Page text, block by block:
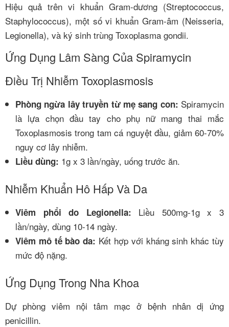
Hiệu quả trên vi khuẩn Gram-dương (Streptococcus,
Staphylococcus), một số vi khuẩn Gram-âm (Neisseria,
Legionella), và ký sinh trùng Toxoplasma gondii.
Ứng Dụng Lâm Sàng Của Spiramycin
Điều Trị Nhiễm Toxoplasmosis
Phòng ngừa lây truyền từ mẹ sang con: Spiramycin
là lựa chọn đầu tay cho phụ nữ mang thai mắc
Toxoplasmosis trong tam cá nguyệt đầu, giảm 60-70%
nguy cơ lây nhiễm.
Liều dùng: 1g x 3 lần/ngày, uống trước ăn.
Nhiễm Khuẩn Hô Hấp Và Da
Viêm phổi do Legionella: Liều 500mg-1g x 3
lần/ngày, dùng 10-14 ngày.
Viêm mô tế bào da: Kết hợp với kháng sinh khác tùy
mức độ nặng.
Ứng Dụng Trong Nha Khoa
Dự phòng viêm nội tâm mạc ở bệnh nhân dị ứng
penicillin.